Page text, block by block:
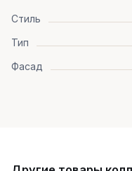
Стиль
Тип
Фасад